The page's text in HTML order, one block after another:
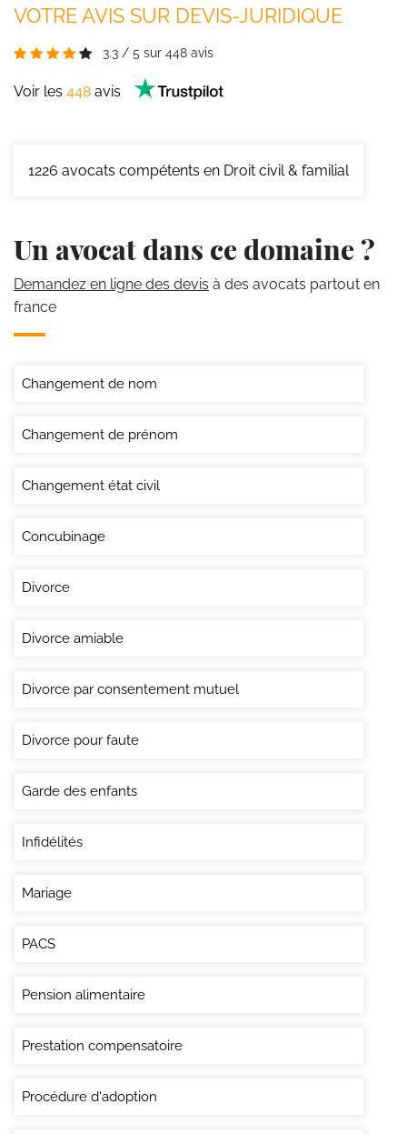
VOTRE AVIS SUR DEVIS-JURIDIQUE
3.3 / 5 sur 448 avis
Voir les 448 avis
1226 avocats compétents en Droit civil & familial
Un avocat dans ce domaine ?
Demandez en ligne des devis à des avocats partout en
france
Changement de nom
Changement de prénom
Changement état civil
Concubinage
Divorce
Divorce amiable
Divorce par consentement mutuel
Divorce pour faute
Garde des enfants
Infidélités
Mariage
PACS
Pension alimentaire
Prestation compensatoire
Procédure d'adoption